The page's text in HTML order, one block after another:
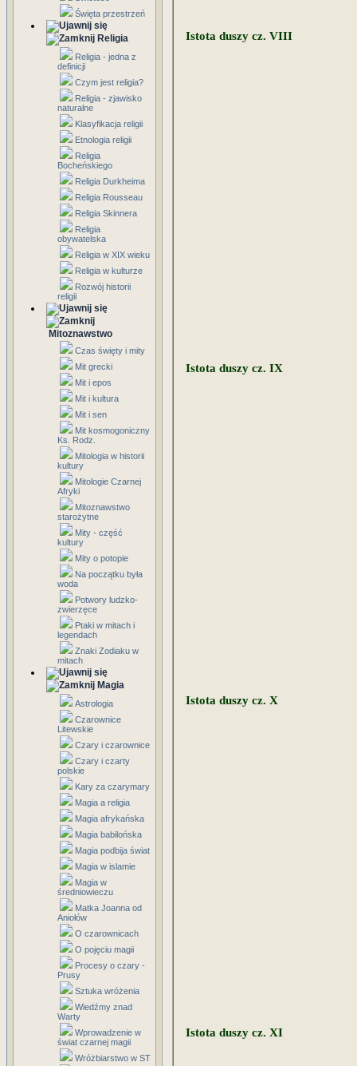
Święta przestrzeń
Religia
Religia - jedna z
definicji
Czym jest religia?
Religia - zjawisko
naturalne
Klasyfikacja religii
Etnologia religii
Religia
Bocheńskiego
Religia Durkheima
Religia Rousseau
Religia Skinnera
Religia
obywatelska
Religia w XIX wieku
Religia w kulturze
Rozwój historii
religii
Mitoznawstwo
Czas święty i mity
Mit grecki
Mit i epos
Mit i kultura
Mit i sen
Mit kosmogoniczny
Ks. Rodz.
Mitologia w historii
kultury
Mitologie Czarnej
Afryki
Mitoznawstwo
starożytne
Mity - część
kultury
Mity o potopie
Na początku była
woda
Potwory ludzko-
zwierzęce
Ptaki w mitach i
legendach
Znaki Zodiaku w
mitach
Magia
Astrologia
Czarownice
Litewskie
Czary i czarownice
Czary i czarty
polskie
Kary za czarymary
Magia a religia
Magia afrykańska
Magia babilońska
Magia podbija świat
Magia w islamie
Magia w
średniowieczu
Matka Joanna od
Aniołów
O czarownicach
O pojęciu magii
Procesy o czary -
Prusy
Sztuka wróżenia
Wiedźmy znad
Warty
Wprowadzenie w
świat czarnej magii
Wróżbiarstwo w ST
Istota duszy cz. VIII
Istota duszy cz. IX
Istota duszy cz. X
Istota duszy cz. XI